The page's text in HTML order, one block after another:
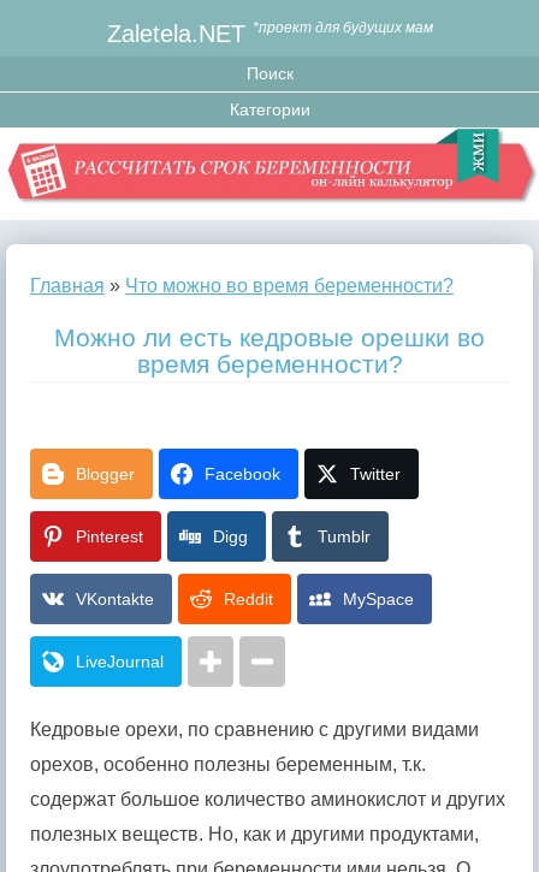
Zaletela.NET *проект для будущих мам
Главная » Что можно во время беременности?
Можно ли есть кедровые орешки во
время беременности?
Blogger Facebook Twitter
Pinterest Digg Tumblr
VKontakte Reddit MySpace
LiveJournal
Кедровые орехи, по сравнению с другими видами
орехов, особенно полезны беременным, т.к.
содержат большое количество аминокислот и других
полезных веществ. Но, как и другими продуктами,